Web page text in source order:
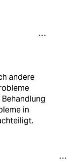
andere
in